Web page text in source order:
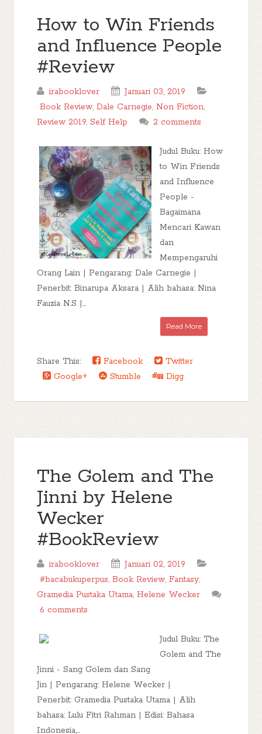
How to Win Friends
and Influence People
#Review
irabooklover
Januari 03, 2019
Book Review,Dale Carnegie, Non Fiction,
Review 2019,Self Help 2 comments
Judul Buku: How
to Win Friends
and Influence
People -
Bagaimana
Mencari Kawan
dan
Mempengaruhi
Orang Lain | Pengarang: Dale Carnegie |
Penerbit: Binarupa Aksara | Alih bahasa: Nina
Fauzia N.S |...
Read More
Share This: Facebook
Twitter
Google+
Stumble Digg
The Golem and The
Jinni by Helene
Wecker
#BookReview
irabooklover
Januari 02, 2019
#bacabukuperpus,Book Review, Fantasy,
Gramedia Pustaka Utama, Helene Wecker
6 comments
Judul Buku: The
Golem and The
Jinni - Sang Golem dan Sang
Jin | Pengarang: Helene Wecker |
Penerbit: Gramedia Pustaka Utama | Alih
bahasa: Lulu Fitri Rahman | Edisi: Bahasa
Indonesia,...